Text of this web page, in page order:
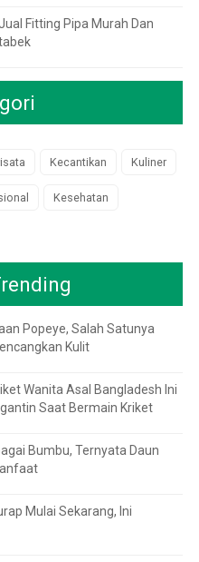
Fitting Pipa Murah Dan
Kecantikan Kuliner
Kesehatan
Popeye, Salah Satunya
Kulit
Wanita Asal Bangladesh Ini
Saat Bermain Kriket
Bumbu, Ternyata Daun
Mulai Sekarang, Ini